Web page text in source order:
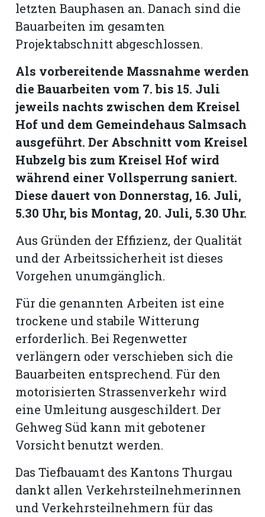
letzten Bauphasen an. Danach sind die
Bauarbeiten im gesamten
Projektabschnitt abgeschlossen.
Als vorbereitende Massnahme werden
die Bauarbeiten vom 7. bis 15. Juli
jeweils nachts zwischen dem Kreisel
Hof und dem Gemeindehaus Salmsach
ausgeführt. Der Abschnitt vom Kreisel
Hubzelg bis zum Kreisel Hof wird
während einer Vollsperrung saniert.
Diese dauert von Donnerstag, 16. Juli,
5.30 Uhr, bis Montag, 20. Juli, 5.30 Uhr.
Aus Gründen der Effizienz, der Qualität
und der Arbeitssicherheit ist dieses
Vorgehen unumgänglich.
Für die genannten Arbeiten ist eine
trockene und stabile Witterung
erforderlich. Bei Regenwetter
verlängern oder verschieben sich die
Bauarbeiten entsprechend. Für den
motorisierten Strassenverkehr wird
eine Umleitung ausgeschildert. Der
Gehweg Süd kann mit gebotener
Vorsicht benutzt werden.
Das Tiefbauamt des Kantons Thurgau
dankt allen Verkehrsteilnehmerinnen
und Verkehrsteilnehmern für das